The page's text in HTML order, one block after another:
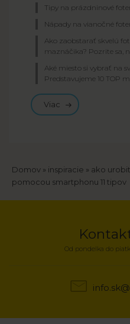
Tipy na prázdninové
Nápady na vianočné
Ako zaobstarať skvelú
maznáčika? Pozrite sa,
Aké miesto si vybrať na
Predstavujeme 10 TOP
Viac
Breadcrumb
Domov inspiracie
ako
pomocou smartphonu 11 tipov
Od pondelka do